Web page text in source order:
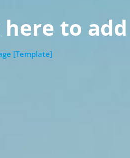
here to
[Template]